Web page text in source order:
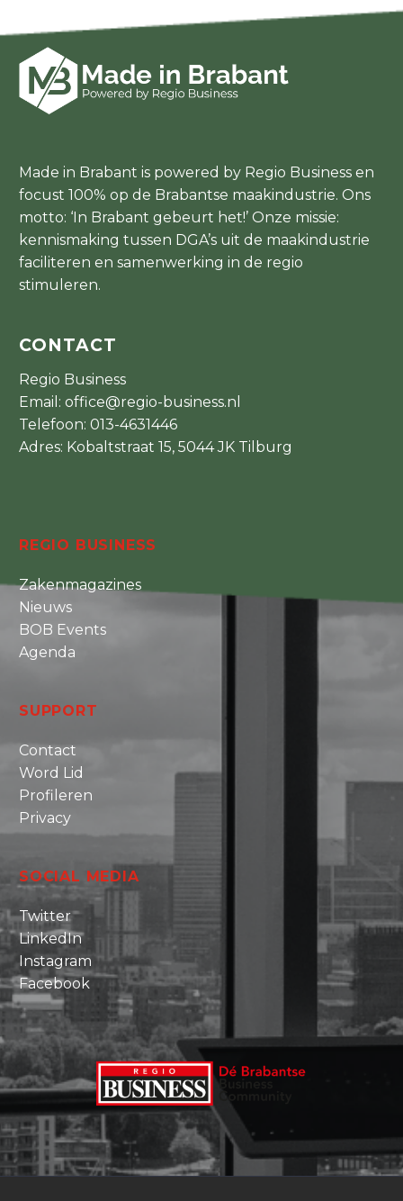
Made in Brabant is powered by Regio Business en
focust 100% op de Brabantse maakindustrie. Ons
motto: ‘In Brabant gebeurt het!’ Onze missie:
kennismaking tussen DGA’s uit de maakindustrie
faciliteren en samenwerking in de regio
stimuleren.
CONTACT
Regio Business
Email: office@regio-business.nl
Telefoon: 013-4631446
Adres: Kobaltstraat 15, 5044 JK Tilburg
REGIO BUSINESS
Zakenmagazines
Nieuws
BOB Events
Agenda
SUPPORT
Contact
Word Lid
Profileren
Privacy
SOCIAL MEDIA
Twitter
LinkedIn
Instagram
Facebook